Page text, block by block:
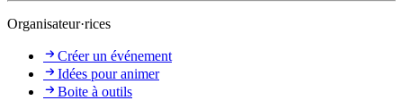
Organisateur·rices
Créer un événement
Idées pour animer
Boite à outils